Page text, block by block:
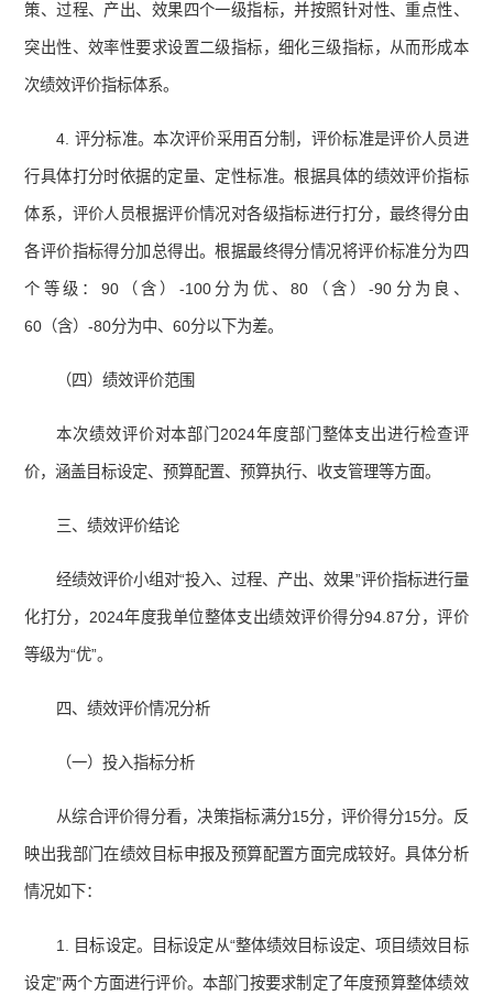
策、过程、产出、效果四个一级指标，并按照针对性、重点性、
突出性、效率性要求设置二级指标，细化三级指标，从而形成本
次绩效评价指标体系。
4. 评分标准。本次评价采用百分制，评价标准是评价人员进
行具体打分时依据的定量、定性标准。根据具体的绩效评价指标
体系，评价人员根据评价情况对各级指标进行打分，最终得分由
各评价指标得分加总得出。根据最终得分情况将评价标准分为四
个等级：90（含）-100分为优、80（含）-90分为良、
60（含）-80分为中、60分以下为差。
（四）绩效评价范围
本次绩效评价对本部门2024年度部门整体支出进行检查评
价，涵盖目标设定、预算配置、预算执行、收支管理等方面。
三、绩效评价结论
经绩效评价小组对“投入、过程、产出、效果”评价指标进行量
化打分，2024年度我单位整体支出绩效评价得分94.87分，评价
等级为“优”。
四、绩效评价情况分析
（一）投入指标分析
从综合评价得分看，决策指标满分15分，评价得分15分。反
映出我部门在绩效目标申报及预算配置方面完成较好。具体分析
情况如下：
1. 目标设定。目标设定从“整体绩效目标设定、项目绩效目标
设定”两个方面进行评价。本部门按要求制定了年度预算整体绩效